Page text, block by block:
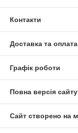
Контакти
Доставка та оплата
Графік роботи
Повна версія сайту
Сайт створено на